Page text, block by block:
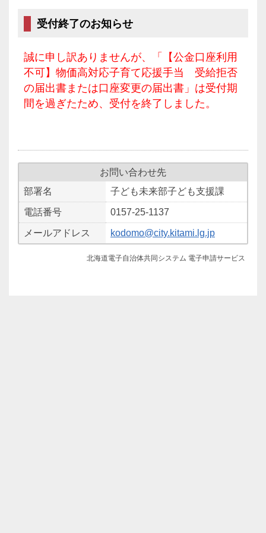
受付終了のお知らせ
誠に申し訳ありませんが、「【公金口座利用
不可】物価高対応子育て応援手当 受給拒否
の届出書または口座変更の届出書」は受付期
間を過ぎたため、受付を終了しました。
お問い合わせ先
部署名
子ども未来部子ども支援課
電話番号 0157-25-1137
メールアドレス kodomo@city.kitami.lg.jp
北海道電子自治体共同システム 電子申請サービス